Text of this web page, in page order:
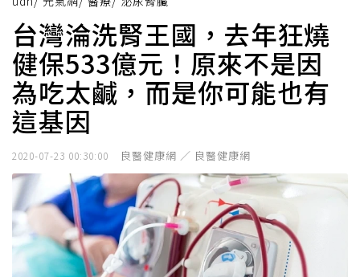
台灣淪洗腎王國，去年狂燒
健保533億元！原來不是因
為吃太鹹，而是你可能也有
這基因
2020-07-23 00:30:00 良醫健康網 ／ 良醫健康網